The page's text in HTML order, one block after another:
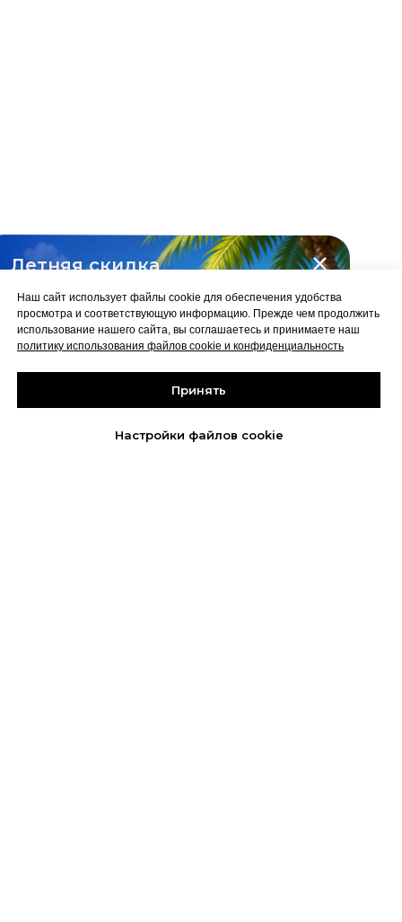
Наш сайт использует файлы cookie для обеспечения удобства
просмотра и соответствующую информацию. Прежде чем продолжить
использование нашего сайта, вы соглашаетесь и принимаете наш
политику использования файлов cookie и конфиденциальность
Принять
Настройки файлов cookie
Летняя скидка
-10%
Забрать скидку